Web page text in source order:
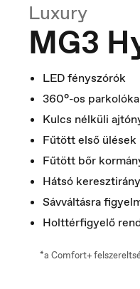
Luxury
MG3
LED fényszórók
360°-os
Kulcs nélküli
Fűtött első ülések
Fűtött bőr
Hátsó
Sávváltásra
Holttérfigyelő
*a Comfort+